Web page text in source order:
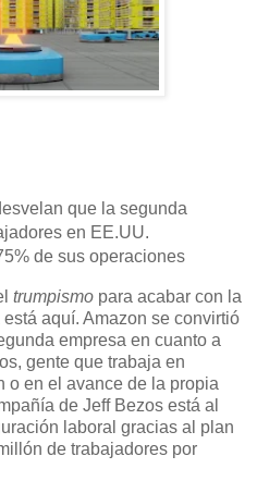
que la segunda
en EE.UU.
de sus operaciones
trumpismo para acabar con la
aquí. Amazon se convirtió
empresa en cuanto a
gente que trabaja en
o en el avance de la propia
de Jeff Bezos está al
laboral gracias al plan
de trabajadores por